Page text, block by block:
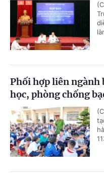
Phối hợp liên ngành
học, phòng chống